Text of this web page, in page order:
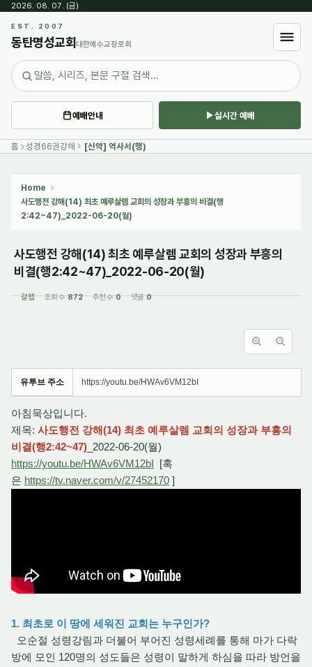
2026. 08. 07. (금) ·
EST. 2007
동탄명성교회 대한예수교장로회
예배안내 실시간 예배
홈 성경66권강해 [신약] 역사서(행)
Home
사도행전 강해(14) 최초 예루살렘 교회의 성장과 부흥의 비결(행
2:42~47)_2022-06-20(월)
사도행전 강해(14) 최초 예루살렘 교회의 성장과 부흥의
비결(행2:42~47)_2022-06-20(월)
갈렙 조회 수872 추천 수0 댓글0
유투브 주소 https://youtu.be/HWAv6VM12bI
아침묵상입니다.
제목: 사도행전 강해(14) 최초 예루살렘 교회의 성장과 부흥의
비결(행2:42~47) _2022-06-20(월)
https://youtu.be/HWAv6VM12bI [혹
은 https://tv.naver.com/v/27452170 ]
1. 최초로 이 땅에 세워진 교회는 누구인가?
오순절 성령강림과 더불어 부어진 성령세례를 통해 마가 다락
방에 모인 120명의 성도들은 성령이 말하게 하심을 따라 방언을
Sketchbook5, 스케치북5
Sketchbook5, 스케치북5